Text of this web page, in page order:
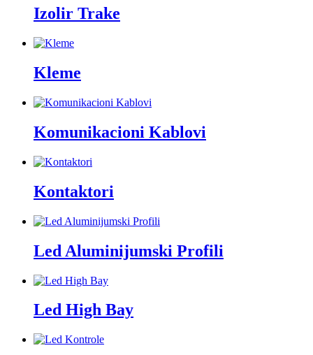
Izolir Trake
Kleme
Komunikacioni Kablovi
Kontaktori
Led Aluminijumski Profili
Led High Bay